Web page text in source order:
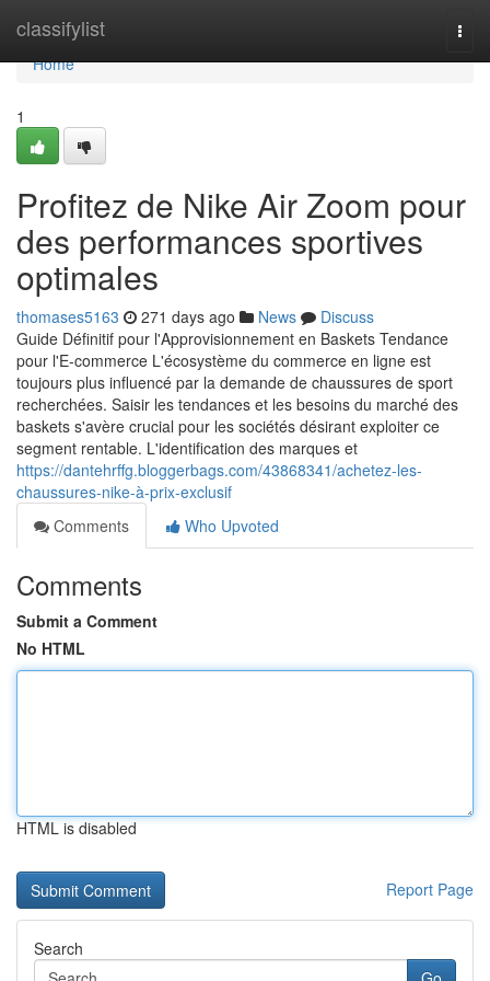
classifylist
Home
Home
1
Profitez de Nike Air Zoom pour
des performances sportives
optimales
thomases5163 271 days ago News
Discuss
Guide Définitif pour l'Approvisionnement en Baskets Tendance
pour l'E-commerce L'écosystème du commerce en ligne est
toujours plus influencé par la demande de chaussures de sport
recherchées. Saisir les tendances et les besoins du marché des
baskets s'avère crucial pour les sociétés désirant exploiter ce
segment rentable. L'identification des marques et
https://dantehrffg.bloggerbags.com/43868341/achetez-les-
chaussures-nike-à-prix-exclusif
Comments
Who Upvoted
Comments
Submit a Comment
No HTML
HTML is disabled
Report Page
Search